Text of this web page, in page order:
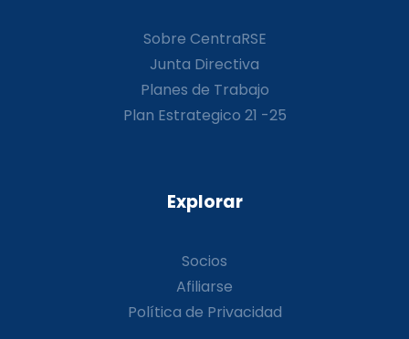
Sobre CentraRSE
Junta Directiva
Planes de Trabajo
Plan Estrategico 21 -25
Explorar
Socios
Afiliarse
Política de Privacidad